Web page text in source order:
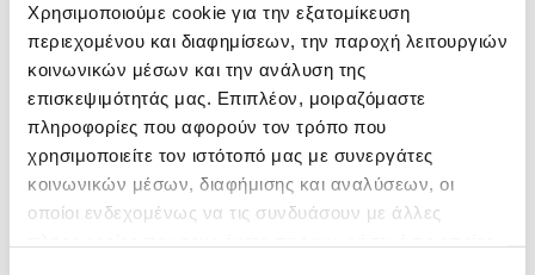
Χρησιμοποιούμε cookie για την εξατομίκευση
περιεχομένου και διαφημίσεων, την παροχή λειτουργιών
κοινωνικών μέσων και την ανάλυση της
επισκεψιμότητάς μας. Επιπλέον, μοιραζόμαστε
πληροφορίες που αφορούν τον τρόπο που
χρησιμοποιείτε τον ιστότοπό μας με συνεργάτες
κοινωνικών μέσων, διαφήμισης και αναλύσεων, οι
οποίοι ενδεχομένως να τις συνδυάσουν με άλλες
Διαβάστε επίσης
Συνέντευξη του Ν. Βαγιάννη, CEO στην ΕCG, στο
22 Ιουλίου, 2026
Ο Β. Νίκας, COO στην ECG μιλάει στη Ναυτεμπορική TV
για τις προκλήσεις, αλλά και τις προοπτικές των